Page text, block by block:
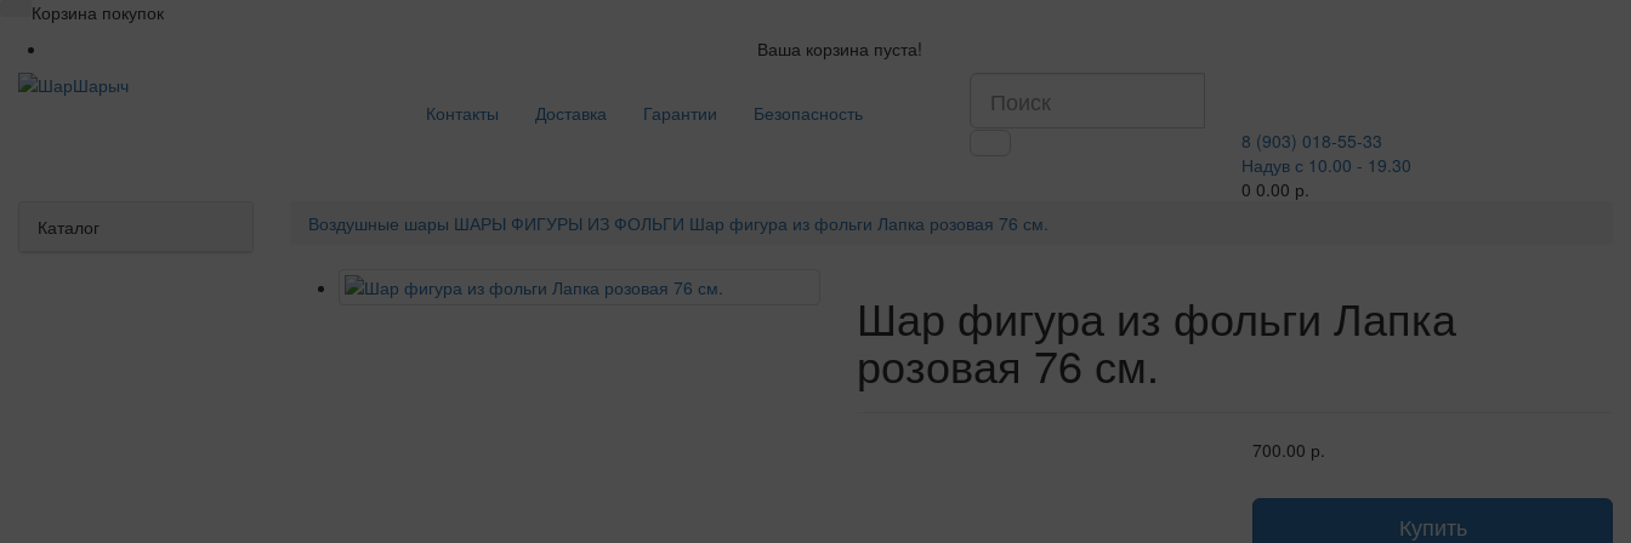
Корзина покупок
Ваша корзина пуста!
Контакты Доставка Гарантии
Безопасность
8 (903) 018-55-33
Надув с 10.00 - 19.30
0 0.00 р.
Каталог
Воздушные шары ШАРЫ ФИГУРЫ ИЗ ФОЛЬГИ Шар фигура из фольги Лапка розовая 76 см.
Шар фигура из фольги Лапка
розовая 76 см.
700.00 р.
Купить